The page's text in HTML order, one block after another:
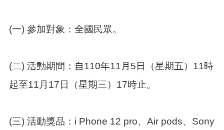
訊
告
生
民
資
(一) 參加對象：全國民眾。
(二) 活動期間：自110年11月5日（星期五）11時
起至11月17日（星期三）17時止。
(三) 活動獎品：i Phone 12 pro、Air pods、Sony